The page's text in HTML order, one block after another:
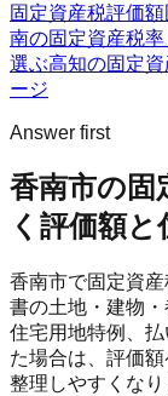
固定資産税評価額
南の固定資産税
選ぶ高知の固定
ージ
Answer first
香南市の固
く評価額
香南市で固定資
書の土地・建物・
住宅用地特例、
た場合は、評価
整理しやすくなり